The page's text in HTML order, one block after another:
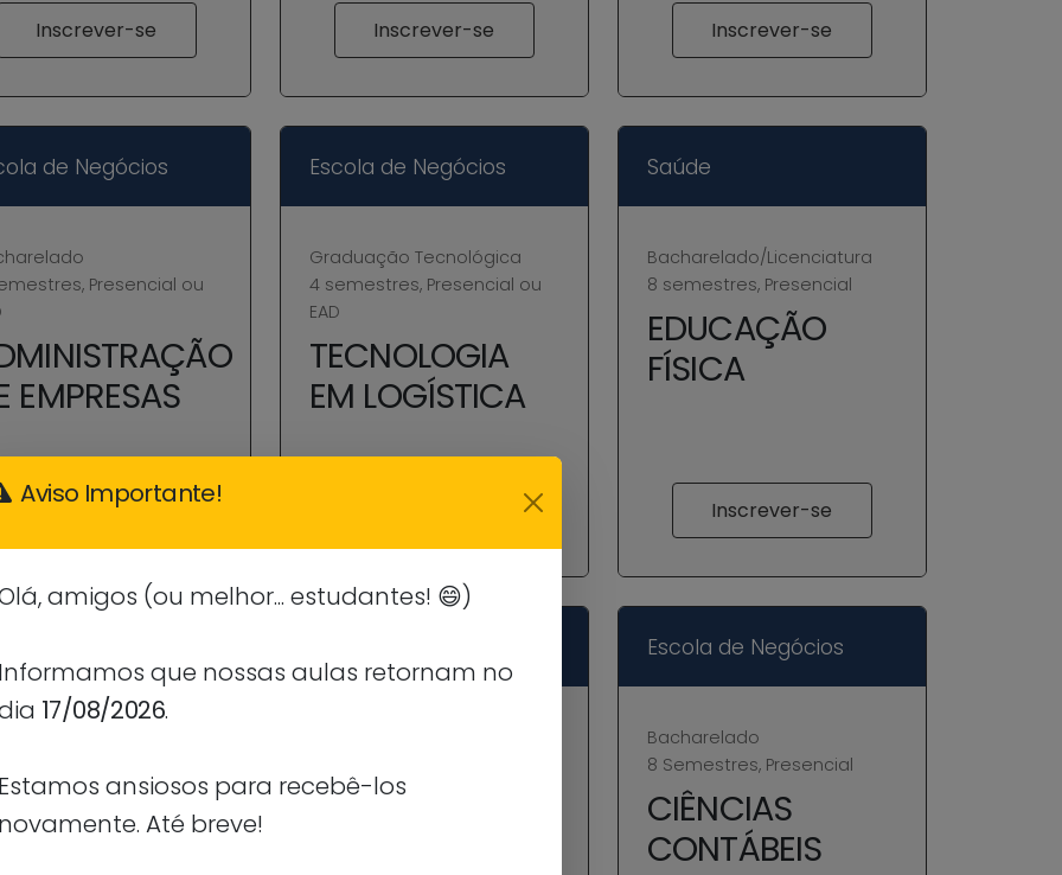
Inscrever-se Inscrever-se Inscrever-se
de Negócios
Presencial ou
EMPRESAS
Inscrever-se
Escola de Negócios
Graduação Tecnológica
4 semestres, Presencial ou
EAD
TECNOLOGIA
EM LOGÍSTICA
Saúde
Bacharelado/Licenciatura
8 semestres, Presencial
EDUCAÇÃO
FÍSICA
Inscrever-se
FISIOTERAPIA
Escola de Negócios
Bacharelado
8 Semestres, Presencial
CIÊNCIAS
CONTÁBEIS
Aviso Importante!
amigos (ou melhor... estudantes! 😄)
que nossas aulas retornam no
17/08/2026.
ansiosos para recebê-los
Até breve!